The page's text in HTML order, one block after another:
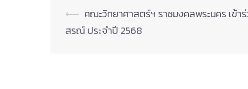
Post
navigation
⟵ คณะวิทยาศาสตร์ฯ ราชมงคลพระนคร เข้า
สรณ์ ประจำปี 2568